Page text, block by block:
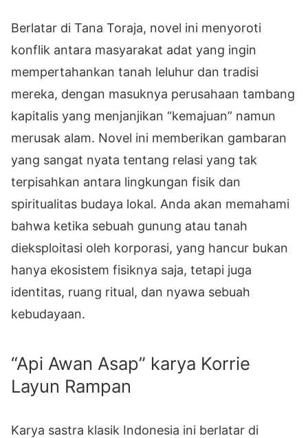
Berlatar di Tana Toraja, novel ini menyoroti
konflik antara masyarakat adat yang ingin
mempertahankan tanah leluhur dan tradisi
mereka, dengan masuknya perusahaan tambang
kapitalis yang menjanjikan “kemajuan” namun
merusak alam. Novel ini memberikan gambaran
yang sangat nyata tentang relasi yang tak
terpisahkan antara lingkungan fisik dan
spiritualitas budaya lokal. Anda akan memahami
bahwa ketika sebuah gunung atau tanah
dieksploitasi oleh korporasi, yang hancur bukan
hanya ekosistem fisiknya saja, tetapi juga
identitas, ruang ritual, dan nyawa sebuah
kebudayaan.
“Api Awan Asap” karya Korrie
Layun Rampan
Karya sastra klasik Indonesia ini berlatar di